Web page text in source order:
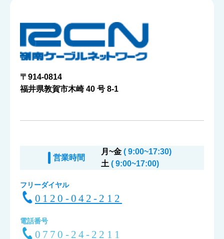
〒914-0814
福井県敦賀市木崎 40 号 8-1
営業時間
月~金 ( 9:00~17:30)
土 ( 9:00~17:00)
フリーダイヤル
0120-042-212
電話番号
0770-24-2211